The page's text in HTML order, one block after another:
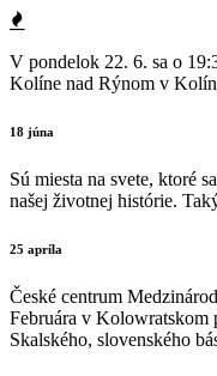
V pondelok 22. 6. sa o
Kolíne nad Rýnom v
18 júna
Sú miesta na svete, ktoré
našej životnej histórie.
25 apríla
České centrum
Februára v Kolowratskom
Skalského, slovenského